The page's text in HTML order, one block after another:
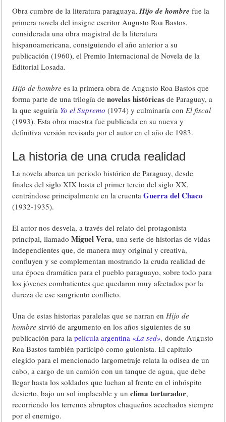
Obra cumbre de la literatura paraguaya,Hijo de hombre fue la
primera novela del insigne escritor Augusto Roa Bastos,
considerada una obra magistral de la literatura
hispanoamericana, consiguiendo el año anterior a su
publicación (1960), el Premio Internacional de Novela de la
Editorial Losada.
Hijo de hombre es la primera obra de Augusto Roa Bastos que
forma parte de una trilogía denovelas históricas de Paraguay, a
la que seguiría Yo el Supremo (1974) y culminaría conEl fiscal
(1993). Esta obra maestra fue publicada en su nueva y
definitiva versión revisada por el autor en el año de 1983.
La historia de una cruda realidad
La novela abarca un periodo histórico de Paraguay, desde
finales del siglo XIX hasta el primer tercio del siglo XX,
centrándose principalmente en la cruentaGuerra del Chaco
(1932-1935).
El autor nos desvela, a través del relato del protagonista
principal, llamadoMiguel Vera, una serie de historias de vidas
independientes que, de manera muy original y creativa,
confluyen y se complementan mostrando la cruda realidad de
una época dramática para el pueblo paraguayo, sobre todo para
los jóvenes combatientes que quedaron muy afectados por la
dureza de ese sangriento conflicto.
Una de estas historias paralelas que se narran enHijo de
hombre sirvió de argumento en los años siguientes de su
publicación para lapelícula argentina «La sed», donde Augusto
Roa Bastos también participó como guionista. El capítulo
elegido para el mencionado largometraje relata la odisea de un
cabo, a cargo de un camión con un tanque de agua, que debe
llegar hasta los soldados que luchan al frente en el inhóspito
desierto, bajo un sol implacable y unclima torturador,
recorriendo los terrenos abruptos chaqueños acechados siempre
por el enemigo.